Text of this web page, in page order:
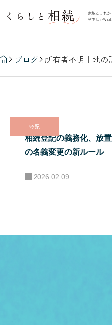
所有者
ブログ 所有者不明土地の
登記
相続登記の義務化、放
の名義変更の新ルール
2026.02.09